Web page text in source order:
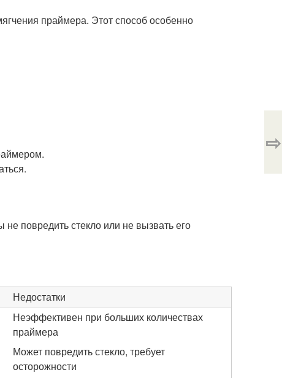
праймера. Этот способ особенно
повредить стекло или не вызвать его
Недостатки
Неэффективен при больших количествах
праймера
Может повредить стекло, требует
осторожности
⇨